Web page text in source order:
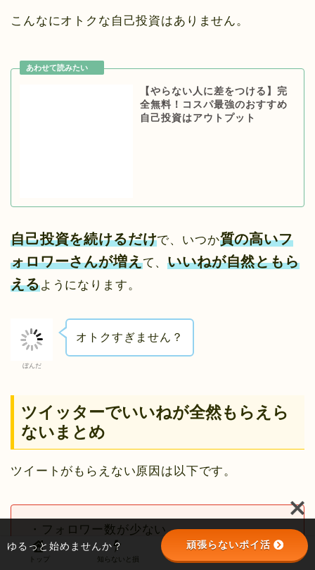
こんなにオトクな自己投資はありません。
【やらない人に差をつける】完
全無料！コスパ最強のおすすめ
自己投資はアウトプット
自己投資を続けるだけで、いつか質の高いフ
ォロワーさんが増えて、いいねが自然ともら
えるようになります。
ぼんだ
オトクすぎません？
ツイッターでいいねが全然もらえら
ないまとめ
ツイートがもらえない原因は以下です。
・フォロワー数が少ない
・「いいね」を押しにくいツイート内容
トップ 知らないと損
ゆるっと始めませんか？ 頑張らないポイ活